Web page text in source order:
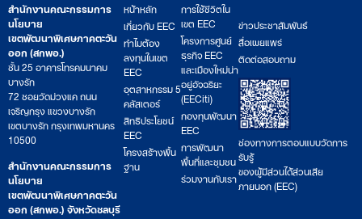
สำนักงานคณะกรรมการ
นโยบาย
เขตพัฒนาพิเศษภาคตะวัน
ออก (สกพอ.)
ชั้น 25 อาคารโทรคมนาคม
บางรัก
72 ซอยวัดม่วงแค ถนน
เจริญกรุง แขวงบางรัก
เขตบางรัก กรุงเทพมหานคร
10500
สำนักงานคณะกรรมการ
นโยบาย
เขตพัฒนาพิเศษภาคตะวัน
ออก (สกพอ.) จังหวัดชลบุรี
หน้าหลัก
เกี่ยวกับ EEC
ทำไมต้อง
ลงทุนในเขต
EEC
อุตสาหกรรม 5
คลัสเตอร์
สิทธิประโยชน์
EEC
โครงสร้างพื้น
ฐาน
การใช้ชีวิตใน
เขต EEC
โครงการศูนย์
ธุรกิจ EEC
และเมืองใหม่น่า
อยู่อัจฉริยะ
(EECiti)
กองทุนพัฒนา
EEC
การพัฒนา
พื้นที่และชุมชน
ร่วมงานกับเรา
ข่าวประชาสัมพันธ์
สื่อเผยแพร่
ติดต่อสอบถาม
ช่องทางการตอบแบบวัดการ
รับรู้
ของผู้มีส่วนได้ส่วนเสีย
ภายนอก (EEC)